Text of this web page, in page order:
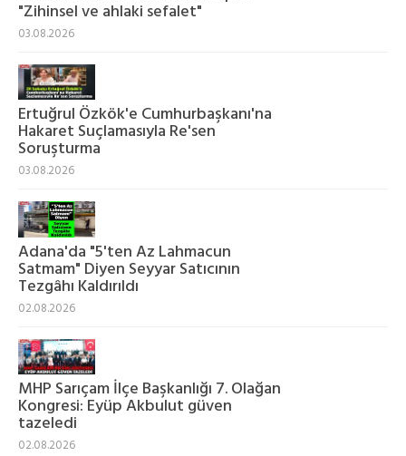
"Zihinsel ve ahlaki sefalet"
03.08.2026
Ertuğrul Özkök'e Cumhurbaşkanı'na
Hakaret Suçlamasıyla Re'sen
Soruşturma
03.08.2026
Adana'da "5'ten Az Lahmacun
Satmam" Diyen Seyyar Satıcının
Tezgâhı Kaldırıldı
02.08.2026
MHP Sarıçam İlçe Başkanlığı 7. Olağan
Kongresi: Eyüp Akbulut güven
tazeledi
02.08.2026